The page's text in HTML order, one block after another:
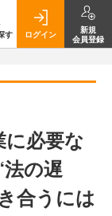
す ログイン
新規
会員登録
必要な
の遅
合うには